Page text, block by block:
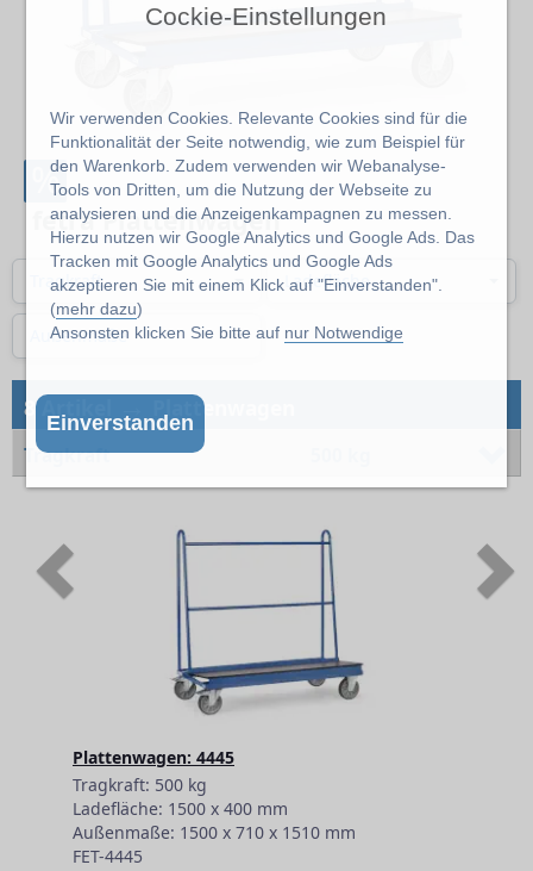
Cockie-Einstellungen
Wir verwenden Cookies. Relevante Cookies sind für die
Funktionalität der Seite notwendig, wie zum Beispiel für
den Warenkorb. Zudem verwenden wir Webanalyse-
Tools von Dritten, um die Nutzung der Webseite zu
analysieren und die Anzeigenkampagnen zu messen.
Hierzu nutzen wir Google Analytics und Google Ads. Das
Tracken mit Google Analytics und Google Ads
akzeptieren Sie mit einem Klick auf "Einverstanden".
(mehr dazu)
Ansonsten klicken Sie bitte auf nur Notwendige
Einverstanden
%
fetra Plattenwagen
Tragkraft Ladefläche
Außenmaße
8 Artikel → Plattenwagen
Tragkraft
Plattenwagen: 4445
Tragkraft: 500 kg
Ladefläche: 1500 x 400 mm
Außenmaße: 1500 x 710 x 1510 mm
FET-4445